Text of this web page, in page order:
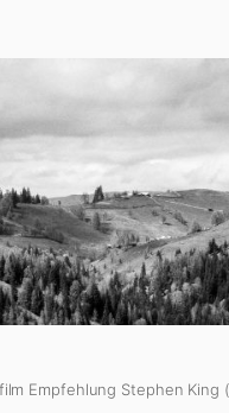
Empfehlung Stephen King